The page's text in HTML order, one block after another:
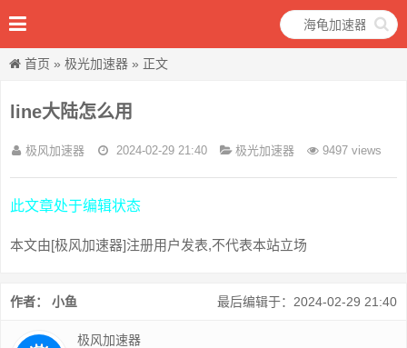
首页 » 极光加速器 » 正文
line大陆怎么用
极风加速器 2024-02-29 21:40 极光加速器 9497 views
此文章处于编辑状态
本文由[极风加速器]注册用户发表,不代表本站立场
最后编辑于：2024-02-29 21:40
作者： 小鱼
极风加速器